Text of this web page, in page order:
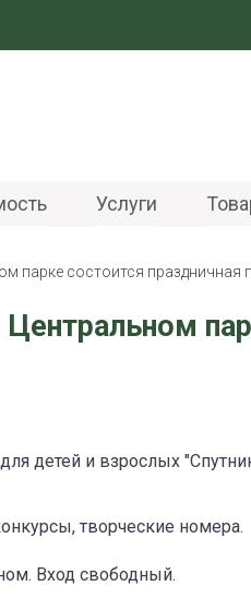
Услуги
парке состоится праздничная
детей и взрослых
творческие номера.
Вход свободный.